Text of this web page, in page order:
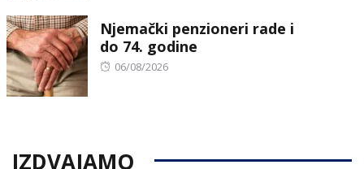
Njemački penzioneri rade i
do 74. godine
Posted
06/08/2026
IZDVAJAMO